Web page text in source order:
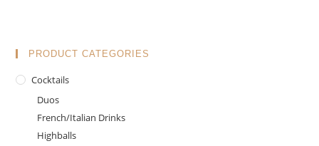
PRODUCT CATEGORIES
Cocktails
Duos
French/Italian Drinks
Highballs